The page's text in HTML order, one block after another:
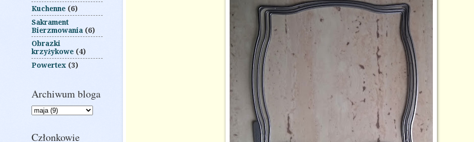
Kuchenne (6)
Sakrament
Bierzmowania (6)
Obrazki
krzyżykowe (4)
Powertex (3)
Archiwum bloga
Członkowie